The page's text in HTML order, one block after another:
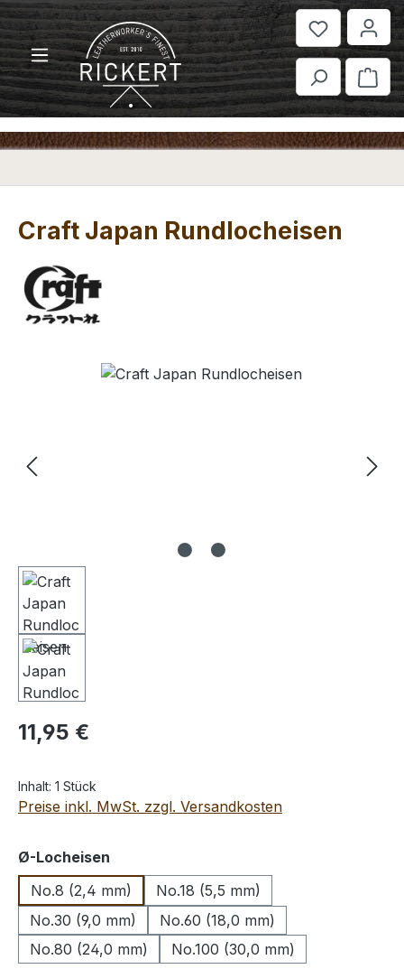
Zum Hauptinhalt springen
Craft Japan Rundlocheisen
Bildergalerie überspringen
Regulärer Preis:
11,95 €
Inhalt: 1 Stück
Preise inkl. MwSt. zzgl. Versandkosten
Ø-Locheisen
No.8 (2,4 mm)
No.18 (5,5 mm)
No.30 (9,0 mm)
No.60 (18,0 mm)
No.80 (24,0 mm)
No.100 (30,0 mm)